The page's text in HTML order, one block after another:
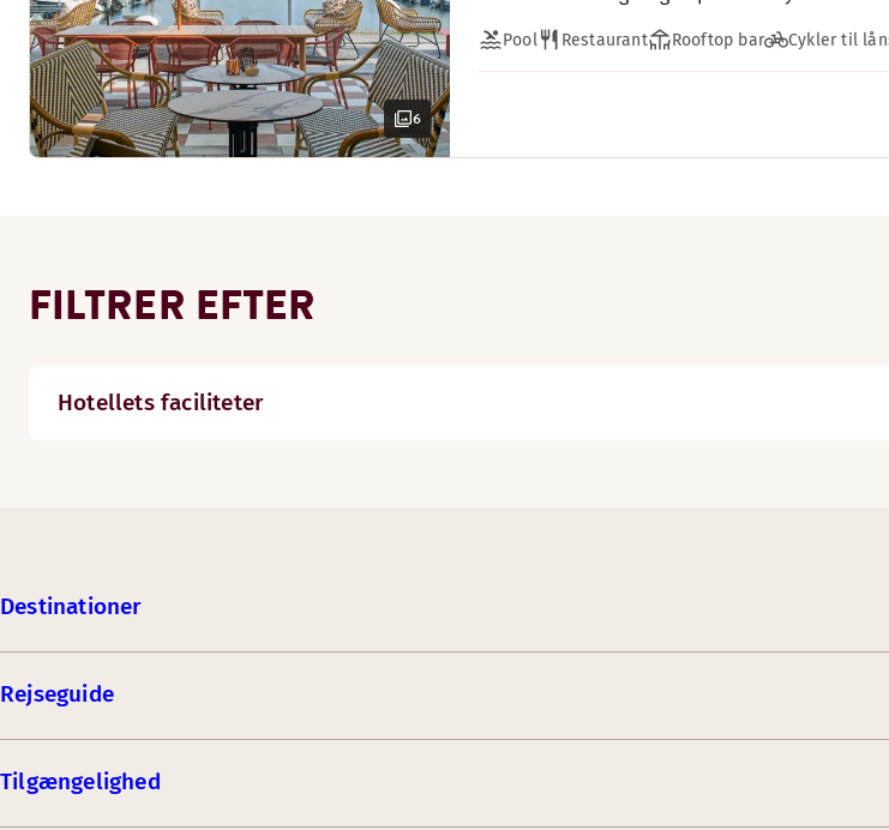
6
Pool Restaurant Rooftop bar Cykler til
FILTRER EFTER
Hotellets faciliteter
Destinationer
Rejseguide
Tilgængelighed